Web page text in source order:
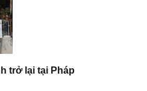
trở lại tại Pháp